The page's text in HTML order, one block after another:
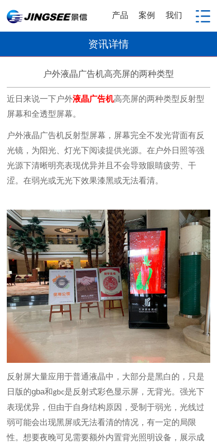
产品 案例 我们
资讯详情
户外液晶广告机高亮屏的两种类型
近日来说一下户外液晶广告机高亮屏的两种类型 反射型
屏幕和全透型屏幕。
户外液晶广告机反射型屏幕 ， 屏幕完全不发光背面有反
光镜，为阳光、灯光下阅读提供光源。在户外日照等强
光源下清晰明亮表现优异并且不会导致眼睛疲劳、干
涩。在弱光或无光下效果漆黑或无法看清。
反射屏大量应用于普通液晶中，大部分是黑白的，只是
日版的gba和gbc是反射式彩色显示屏，无背光。强光下
表现优异，但由于自身结构原因，受制于弱光，光线过
弱可能会出现黑屏或无法看清的情况，有一定的局限
性。想要夜晚可见需要额外内置背光照明设备，展示成